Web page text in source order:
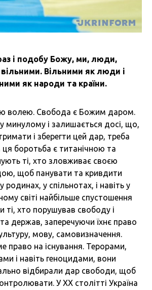
і подобу Божу, ми, люди,
Вільними як люди і
як народи та країни.
волею. Cвобода є Божим даром.
минулому і залишається досі, що,
і зберегти цей дар, треба
боротьба є титанічною та
ті, хто зловживає своєю
щоб панувати та кривдити
родинах, у спільнотах, і навіть у
світі найбільше спустошення
ті, хто порушував свободу і
та держав, заперечуючи їхнє право
мову, самовизначення.
право на існування. Терорами,
і навіть геноцидами, вони
відбирали дар свободи, щоб
У ХХ столітті Україна